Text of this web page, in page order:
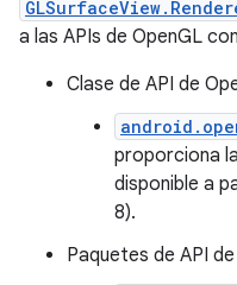
a las APIs de OpenGL
Clase de API de
proporciona
disponible a
8).
Paquetes de API